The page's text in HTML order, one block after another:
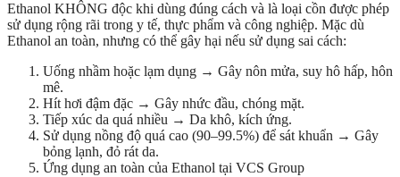
Ethanol KHÔNG độc khi dùng đúng cách và là loại cồn được phép
sử dụng rộng rãi trong y tế, thực phẩm và công nghiệp. Mặc dù
Ethanol an toàn, nhưng có thể gây hại nếu sử dụng sai cách:
Uống nhầm hoặc lạm dụng → Gây nôn mửa, suy hô hấp, hôn
mê.
Hít hơi đậm đặc → Gây nhức đầu, chóng mặt.
Tiếp xúc da quá nhiều → Da khô, kích ứng.
Sử dụng nồng độ quá cao (90–99.5%) để sát khuẩn → Gây
bỏng lạnh, đỏ rát da.
Ứng dụng an toàn của Ethanol tại VCS Group